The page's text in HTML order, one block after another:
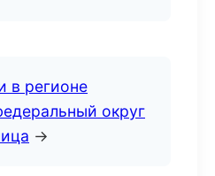
в регионе
округ
→